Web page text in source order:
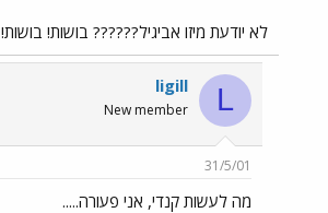
לא יודעת מיזו אביגיל?????? בושות! בושות!
L
ligill
New member
31/5/01
מה לעשות קנדי, אני פעורה.....